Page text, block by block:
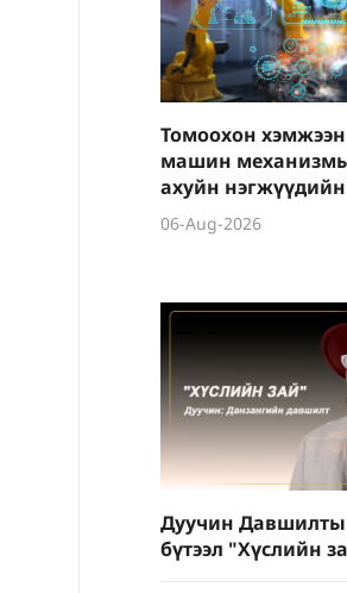
Томоохон
машин
ахуйн нэгжүүдийн
өртөг 6.4 хувиар
06-Aug-2026
Дуучин
бүтээл "Хүслийн